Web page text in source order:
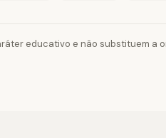
educativo e não substituem a